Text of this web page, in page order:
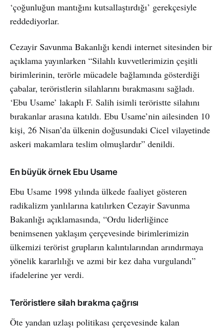
‘çoğunluğun mantığını kutsallaştırdığı’ gerekçesiyle
reddediyorlar.
Cezayir Savunma Bakanlığı kendi internet sitesinden bir
açıklama yayınlarken “Silahlı kuvvetlerimizin çeşitli
birimlerinin, terörle mücadele bağlamında gösterdiği
çabalar, teröristlerin silahlarını bırakmasını sağladı.
‘Ebu Usame’ lakaplı F. Salih isimli teröristte silahını
bırakanlar arasına katıldı. Ebu Usame’nin ailesinden 10
kişi, 26 Nisan’da ülkenin doğusundaki Cicel vilayetinde
askeri makamlara teslim olmuşlardır” denildi.
En büyük örnek Ebu Usame
Ebu Usame 1998 yılında ülkede faaliyet gösteren
radikalizm yanlılarına katılırken Cezayir Savunma
Bakanlığı açıklamasında, “Ordu liderliğince
benimsenen yaklaşım çerçevesinde birimlerimizin
ülkemizi terörist grupların kalıntılarından arındırmaya
yönelik kararlılığı ve azmi bir kez daha vurgulandı”
ifadelerine yer verdi.
Teröristlere silah bırakma çağrısı
Öte yandan uzlaşı politikası çerçevesinde kalan